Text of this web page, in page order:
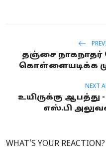
தஞ்சை
கொள்ளையடிக்க
NEXT
உயிருக்கு
எஸ்.பி
WHAT'S YOUR REACTION?